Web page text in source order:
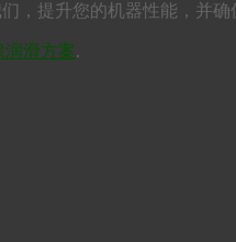
，提升您的机器性能，并确
润滑方案.